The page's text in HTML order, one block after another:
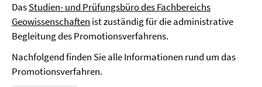
DasStudien- und Prüfungsbüro des Fachbereichs
Geowissenschaften ist zuständig für die administrative
Begleitung des Promotionsverfahrens.
Nachfolgend finden Sie alle Informationen rund um das
Promotionsverfahren.